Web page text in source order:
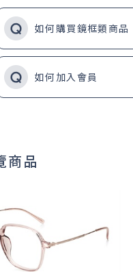
如何購買鏡框類商品
如何加入會員
商品